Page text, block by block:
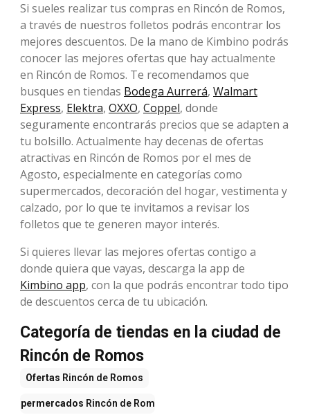
Si sueles realizar tus compras en Rincón de Romos,
a través de nuestros folletos podrás encontrar los
mejores descuentos. De la mano de Kimbino podrás
conocer las mejores ofertas que hay actualmente
en Rincón de Romos. Te recomendamos que
busques en tiendas Bodega Aurrerá, Walmart
Express, Elektra, OXXO, Coppel, donde
seguramente encontrarás precios que se adapten a
tu bolsillo. Actualmente hay decenas de ofertas
atractivas en Rincón de Romos por el mes de
Agosto, especialmente en categorías como
supermercados, decoración del hogar, vestimenta y
calzado, por lo que te invitamos a revisar los
folletos que te generen mayor interés.
Si quieres llevar las mejores ofertas contigo a
donde quiera que vayas, descarga la app de
Kimbino app, con la que podrás encontrar todo tipo
de descuentos cerca de tu ubicación.
Categoría de tiendas en la ciudad de
Rincón de Romos
Ofertas Rincón de Romos
Supermercados Rincón de Romos